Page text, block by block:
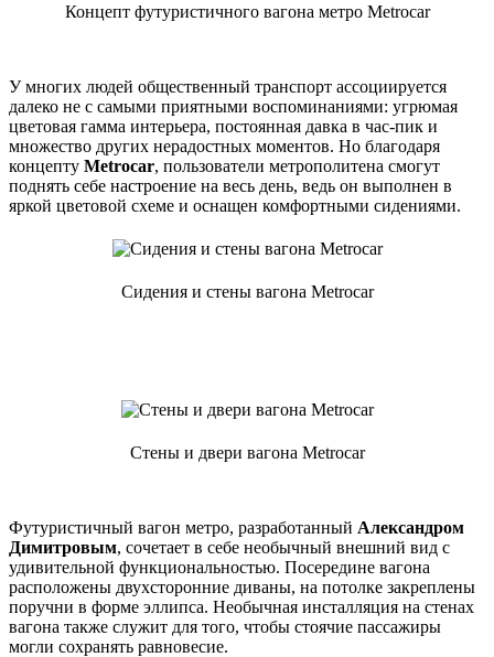
Концепт футуристичного вагона метро Metrocar
У многих людей общественный транспорт ассоциируется
далеко не с самыми приятными воспоминаниями: угрюмая
цветовая гамма интерьера, постоянная давка в час-пик и
множество других нерадостных моментов. Но благодаря
концепту Metrocar, пользователи метрополитена смогут
поднять себе настроение на весь день, ведь он выполнен в
яркой цветовой схеме и оснащен комфортными сидениями.
Сидения и стены вагона Metrocar
Стены и двери вагона Metrocar
Футуристичный вагон метро, разработанный Александром
Димитровым, сочетает в себе необычный внешний вид с
удивительной функциональностью. Посередине вагона
расположены двухсторонние диваны, на потолке закреплены
поручни в форме эллипса. Необычная инсталляция на стенах
вагона также служит для того, чтобы стоячие пассажиры
могли сохранять равновесие.